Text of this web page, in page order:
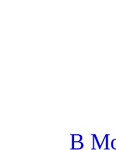
В